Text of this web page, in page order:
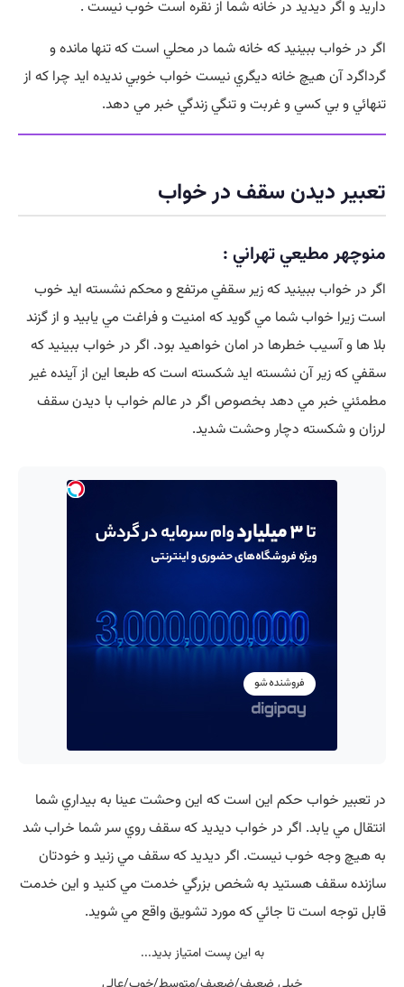
داريد و اگر ديديد در خانه شما از نقره است خوب نيست .
اگر در خواب ببينيد که خانه شما در محلي است که تنها مانده و
گرداگرد آن هيچ خانه ديگري نيست خواب خوبي نديده ايد چرا که از
تنهائي و بي کسي و غربت و تنگي زندگي خبر مي دهد.
تعبیر ديدن سقف در خواب
منوچهر مطيعي تهراني :
اگر در خواب ببينيد که زير سقفي مرتفع و محکم نشسته ايد خوب
است زيرا خواب شما مي گويد که امنيت و فراغت مي يابيد و از گزند
بلا ها و آسيب خطرها در امان خواهيد بود. اگر در خواب ببينيد که
سقفي که زير آن نشسته ايد شکسته است که طبعا اين از آينده غير
مطمئني خبر مي دهد بخصوص اگر در عالم خواب با ديدن سقف
لرزان و شکسته دچار وحشت شديد.
در تعبير خواب حکم اين است که اين وحشت عينا به بيداري شما
انتقال مي يابد. اگر در خواب ديديد که سقف روي سر شما خراب شد
به هيچ وجه خوب نيست. اگر ديديد که سقف مي زنيد و خودتان
سازنده سقف هستيد به شخص بزرگي خدمت مي کنيد و اين خدمت
قابل توجه است تا جائي که مورد تشويق واقع مي شويد.
به این پست امتیاز بدید...